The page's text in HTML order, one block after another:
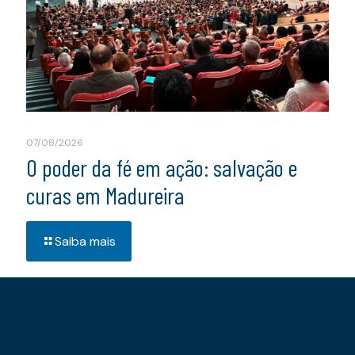
07/08/2026
O poder da fé em ação: salvação e
curas em Madureira
Saiba mais